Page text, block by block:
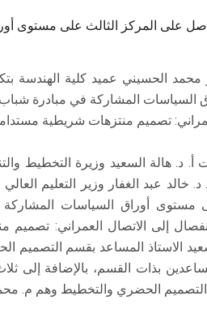
على المركز الثالث على مستوى
محمد الحسيني عميد كلية الهندسة
السياسات المشاركة في مبادرة
تصميم منتزهات شريطية
د. هالة السعيد وزيرة التخطيط
د. خالد عبد الغفار وزير التعليم
مستوى أوراق السياسات
إلى الاتصال العمراني:
الاستاذ المساعد بقسم
بذات القسم، بالإضافة إلى
التصميم الحضري والتخطيط وهم م.